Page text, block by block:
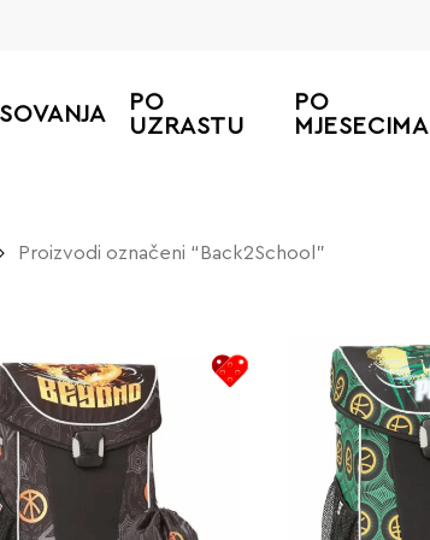
PO
UZRASTU
PO
MJESECIMA
Proizvodi označeni “Back2School”